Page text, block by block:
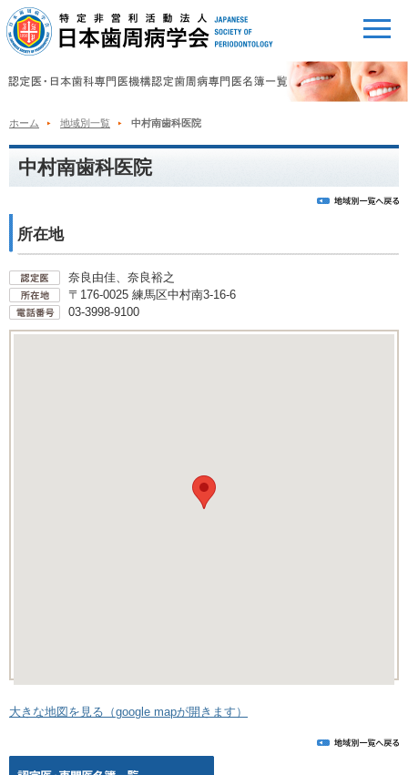
ホーム 地域別一覧 中村南歯科医院
中村南歯科医院
所在地
奈良由佳、奈良裕之
〒176-0025 練馬区中村南3-16-6
03-3998-9100
大きな地図を見る（google mapが開きます）